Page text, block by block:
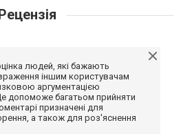
людей, які бажають
іншим користувачам
аргументацією
допоможе багатьом прийняти
призначені для
а також для роз'яснення